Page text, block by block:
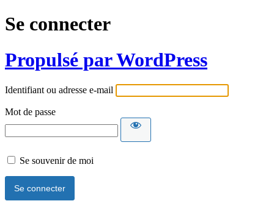
Se connecter
Propulsé par WordPress
Identifiant ou adresse e-mail
Mot de passe
Se souvenir de moi